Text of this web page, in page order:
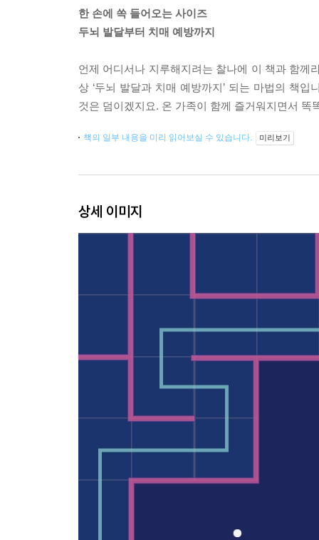
한 손에 쏙 들어오는 사이즈
두뇌 발달부터 치매 예방까지
언제 어디서나 지루해지려는 찰나에 이 책과 함께
상 ‘두뇌 발달과 치매 예방까지’ 되는 마법의 책
것은 덤이겠지요. 온 가족이 함께 즐거워지면서 똑
책의 일부 내용을 미리 읽어보실 수 있습니다. 미리보기
상세 이미지